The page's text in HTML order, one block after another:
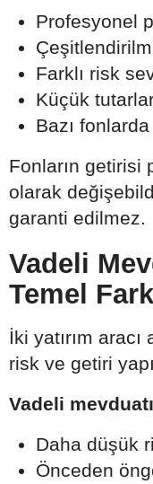
Profesyonel
Farklı risk
Küçük
Bazı fonlarda
Fonların getirisi
olarak
garanti edilmez.
Vadeli
Temel
İki yatırım
risk ve getiri
Vadeli
Daha düşük
Önceden